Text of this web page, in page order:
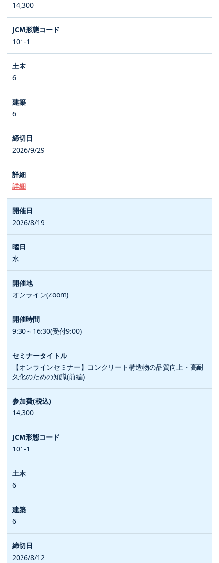
14,300
101-1
6
6
2026/9/29
詳細
2026/8/19
水
オンライン(Zoom)
9:30～16:30(受付9:00)
【オンラインセミナー】コンクリート構造物の品質向上・高耐
久化のための知識(前編)
14,300
101-1
6
6
2026/8/12